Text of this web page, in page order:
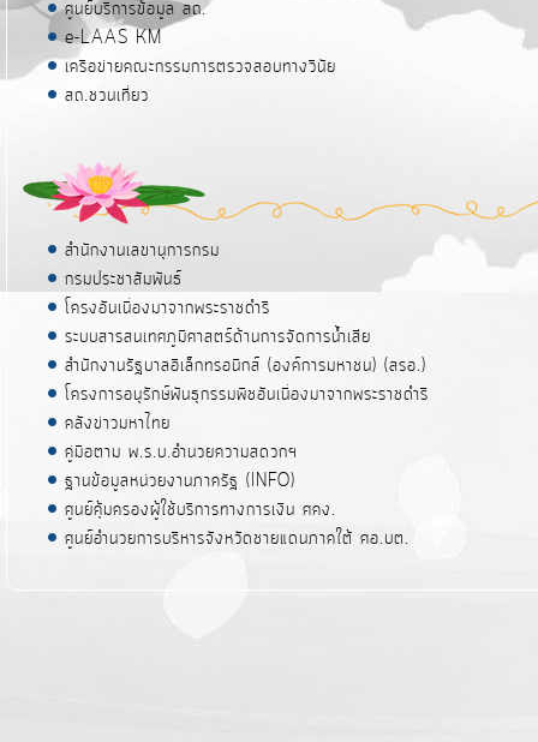
ศูนย์บริการข้อมูล สถ.
e-LAAS KM
เครือข่ายคณะกรรมการตรวจสอบทางวินัย
สถ.ชวนเที่ยว
สำนักงานเลขานุการกรม
กรมประชาสัมพันธ์
โครงอันเนื่องมาจากพระราชดำริ
ระบบสารสนเทศภูมิศาสตร์ด้านการจัดการน้ำเสีย
สำนักงานรัฐบาลอิเล็กทรอนิกส์ (องค์การมหาชน) (สรอ.)
โครงการอนุรักษ์พันธุกรรมพืชอันเนื่องมาจากพระราชดำริ
คลังข่าวมหาไทย
คู่มือตาม พ.ร.บ.อำนวยความสดวกฯ
ฐานข้อมูลหน่วยงานภาครัฐ (INFO)
ศูนย์คุ้มครองผู้ใช้บริการทางการเงิน ศคง.
ศูนย์อำนวยการบริหารจังหวัดชายแดนภาคใต้ ศอ.บต.